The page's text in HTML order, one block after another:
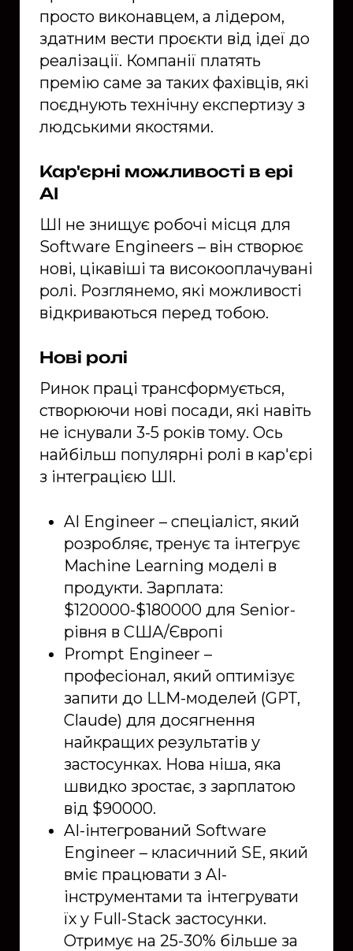
просто виконавцем, а лідером,
здатним вести проєкти від ідеї до
реалізації. Компанії платять
премію саме за таких фахівців, які
поєднують технічну експертизу з
людськими якостями.
Кар'єрні можливості в ері
AI
ШІ не знищує робочі місця для
Software Engineers – він створює
нові, цікавіші та високооплачувані
ролі. Розглянемо, які можливості
відкриваються перед тобою.
Нові ролі
Ринок праці трансформується,
створюючи нові посади, які навіть
не існували 3-5 років тому. Ось
найбільш популярні ролі в кар'єрі
з інтеграцією ШІ.
AI Engineer – спеціаліст, який
розробляє, тренує та інтегрує
Machine Learning моделі в
продукти. Зарплата:
$120000-$180000 для Senior-
рівня в США/Європі
Prompt Engineer –
професіонал, який оптимізує
запити до LLM-моделей (GPT,
Claude) для досягнення
найкращих результатів у
застосунках. Нова ніша, яка
швидко зростає, з зарплатою
від $90000.
AI-інтегрований Software
Engineer – класичний SE, який
вміє працювати з AI-
інструментами та інтегрувати
їх у Full-Stack застосунки.
Отримує на 25-30% більше за